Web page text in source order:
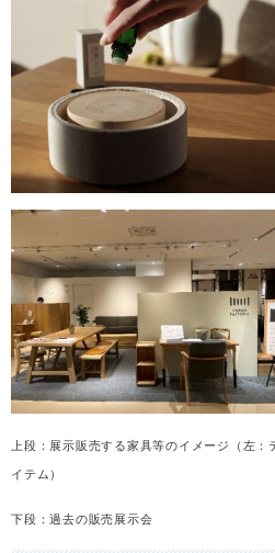
上段：展示販売する家具等のイメージ（左
イテム）
下段：過去の販売展示会